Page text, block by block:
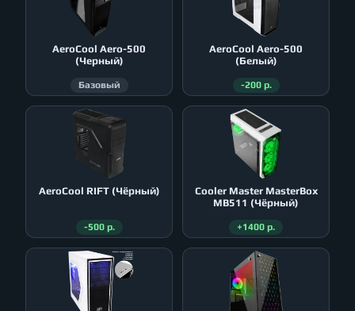
AeroСool Aero-500
(Черный)
Базовый
AeroСool Aero-500
(Белый)
-200 р.
AeroСool RIFT (Чёрный)
-500 р.
Cooler Master MasterBox
MB511 (Чёрный)
+1400 р.